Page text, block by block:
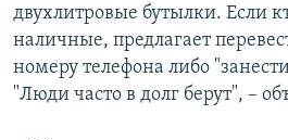
двухлитровые бутылки. Если
наличные, предлагает
номеру телефона либо
"Люди часто в долг берут", –